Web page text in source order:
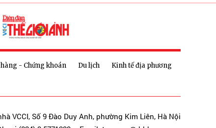
- Chứng khoán Du lịch
Kinh tế địa phương
VCCI, Số 9 Đào Duy Anh, phường Kim Liên, Hà Nội